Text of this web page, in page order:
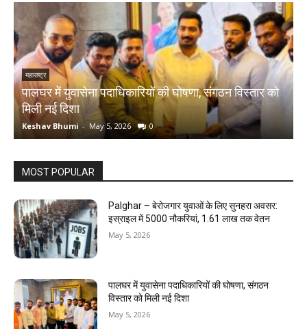
को
महाराष्ट्र
पालघर में 8 मई को जनता दरबार, पालकमंत्री गणेश नाईक करेंगे
नागरिकों से सीधा संवाद
Keshav Bhumi - May 5, 2026 0
MOST POPULAR
Palghar – बेरोजगार युवाओं के लिए सुनहरा अवसर:
इस्राइल में 5000 नौकरियां, ₹1.61 लाख तक वेतन
May 5, 2026
पालघर में युवासेना पदाधिकारियों की घोषणा, संगठन
विस्तार को मिली नई दिशा
May 5, 2026